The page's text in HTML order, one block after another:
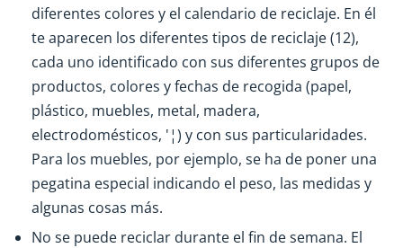
diferentes colores y el calendario de reciclaje. En él
te aparecen los diferentes tipos de reciclaje (12),
cada uno identificado con sus diferentes grupos de
productos, colores y fechas de recogida (papel,
plástico, muebles, metal, madera,
electrodomésticos, '¦) y con sus particularidades.
Para los muebles, por ejemplo, se ha de poner una
pegatina especial indicando el peso, las medidas y
algunas cosas más.
No se puede reciclar durante el fin de semana. El